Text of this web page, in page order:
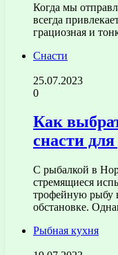
Когда мы
всегда
грациозная и
Снасти
25.07.2023
0
Как
снасти
С рыбалкой в
стремящиеся
трофейную рыбу
обстановке.
Рыбная кухня